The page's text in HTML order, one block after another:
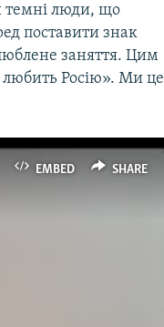
темні люди, що
поставити знак
заняття. Цим
любить Росію». Ми це
EMBED SHARE